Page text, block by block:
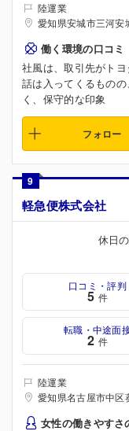
陸運業
愛知県安城市三河
働く環境の口コミ
社風は、取引先がト
話は入ってくるもの
く、保守的な印象
フォロー
9
軽急便株式会社
休日
口コミ・評判
5 件
転職・中途面
2 件
陸運業
愛知県名古屋市中
女性の働きやすさ